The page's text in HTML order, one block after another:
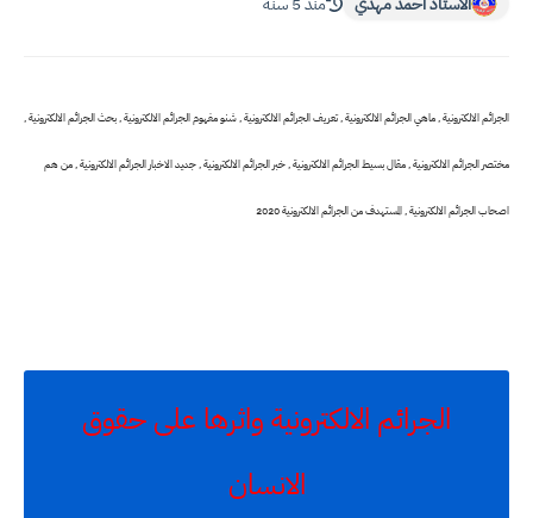
الجرائم الالكترونية , ماهي الجرائم الالكترونية , تعريف الجرائم الالكترونية , شنو مفهوم الجرائم الالكترونية , بحث الجرائم الالكترونية ,
مختصر الجرائم الالكترونية , مقال بسيط الجرائم الالكترونية , خبر الجرائم الالكترونية , جديد الاخبار الجرائم الالكترونية , من هم
اصحاب الجرائم الالكترونية , المستهدف من الجرائم الالكترونية 2020
الجرائم الالكترونية واثرها على حقوق
الانسان